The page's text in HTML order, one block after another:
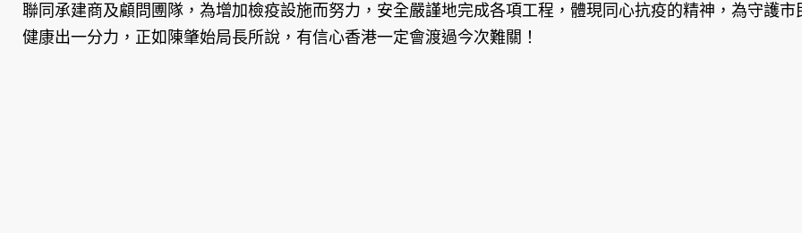
聯同承建商及顧問圑隊，為增加檢疫設施而努力，安全嚴謹地完成各項工程，體現同心抗疫的精神，為守護市
健康出一分力，正如陳肇始局長所說，有信心香港一定會渡過今次難關！